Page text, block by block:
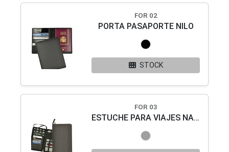
FOR 02
PORTA PASAPORTE NILO
STOCK
FOR 03
ESTUCHE PARA VIAJES NAZAS